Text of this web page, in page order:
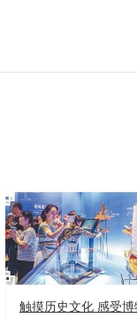
触摸历史文化 感受博